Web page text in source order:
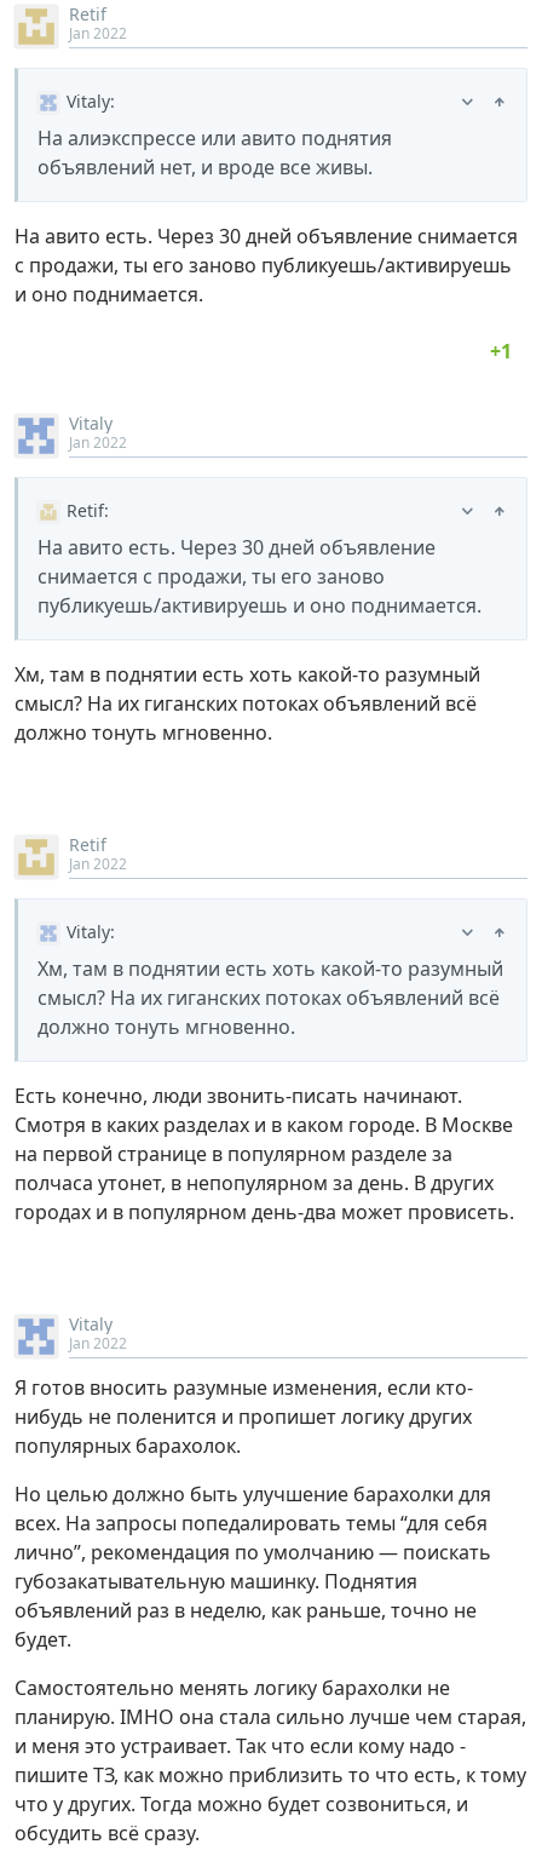
Retif
Jan 2022
Vitaly:
На алиэкспрессе или авито поднятия
объявлений нет, и вроде все живы.
На авито есть. Через 30 дней объявление снимается
с продажи, ты его заново публикуешь/активируешь
и оно поднимается.
Vitaly
Jan 2022
Retif:
На авито есть. Через 30 дней объявление
снимается с продажи, ты его заново
публикуешь/активируешь и оно поднимается.
Хм, там в поднятии есть хоть какой-то разумный
смысл? На их гиганских потоках объявлений всё
должно тонуть мгновенно.
Retif
Jan 2022
Vitaly:
Хм, там в поднятии есть хоть какой-то разумный
смысл? На их гиганских потоках объявлений всё
должно тонуть мгновенно.
Есть конечно, люди звонить-писать начинают.
Смотря в каких разделах и в каком городе. В Москве
на первой странице в популярном разделе за
полчаса утонет, в непопулярном за день. В других
городах и в популярном день-два может провисеть.
Vitaly
Jan 2022
Я готов вносить разумные изменения, если кто-
нибудь не поленится и пропишет логику других
популярных барахолок.
Но целью должно быть улучшение барахолки для
всех. На запросы попедалировать темы “для себя
лично”, рекомендация по умолчанию — поискать
губозакатывательную машинку. Поднятия
объявлений раз в неделю, как раньше, точно не
будет.
Самостоятельно менять логику барахолки не
планирую. IMHO она стала сильно лучше чем старая,
и меня это устраивает. Так что если кому надо -
пишите ТЗ, как можно приблизить то что есть, к тому
что у других. Тогда можно будет созвониться, и
обсудить всё сразу.